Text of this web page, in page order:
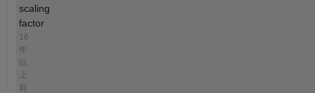
scaling
factor
16
年
以
前